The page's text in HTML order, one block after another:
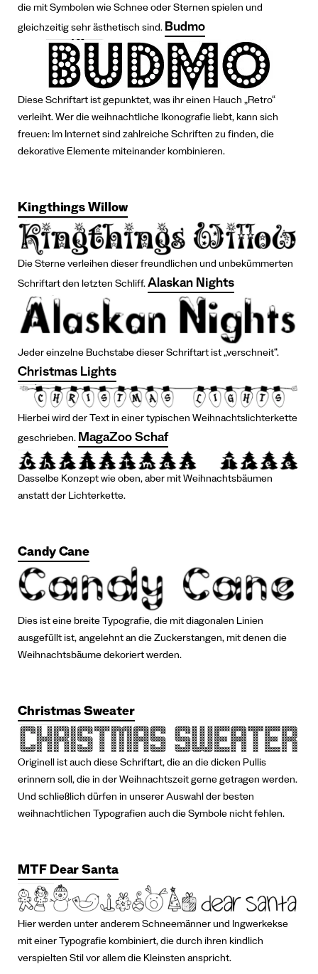
die mit Symbolen wie Schnee oder Sternen spielen und
gleichzeitig sehr ästhetisch sind. Budmo
Diese Schriftart ist gepunktet, was ihr einen Hauch „Retro“
verleiht.Wer die weihnachtliche Ikonografie liebt, kann sich
freuen: Im Internet sind zahlreiche Schriften zu finden, die
dekorative Elemente miteinander kombinieren.
Kingthings Willow
Die Sterne verleihen dieser freundlichen und unbekümmerten
Schriftart den letzten Schliff.Alaskan Nights
Jeder einzelne Buchstabe dieser Schriftart ist „verschneit“.
Christmas Lights
Hierbei wird der Text in einer typischen Weihnachtslichterkette
geschrieben. MagaZoo Schaf
Dasselbe Konzept wie oben, aber mit Weihnachtsbäumen
anstatt der Lichterkette.
Candy Cane
Dies ist eine breite Typografie, die mit diagonalen Linien
ausgefüllt ist, angelehnt an die Zuckerstangen, mit denen die
Weihnachtsbäume dekoriert werden.
Christmas Sweater
Originell ist auch diese Schriftart, die an die dicken Pullis
erinnern soll, die in der Weihnachtszeit gerne getragen werden.
Und schließlich dürfen in unserer Auswahl der besten
weihnachtlichen Typografien auch die Symbole nicht fehlen.
MTF Dear Santa
Hier werden unter anderem Schneemänner und Ingwerkekse
mit einer Typografie kombiniert, die durch ihren kindlich
verspielten Stil vor allem die Kleinsten anspricht.